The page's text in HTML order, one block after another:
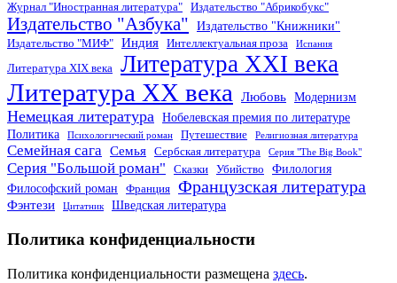
Журнал "Иностранная литература"
Издательство "Абрикобукс"
Издательство "Азбука" Издательство "Книжники"
Издательство "МИФ" Индия Интеллектуальная проза Испания
Литература XIX века Литература XXI века
Литература XX века Любовь Модернизм
Немецкая литература Нобелевская премия по литературе
Политика
Психологический роман Путешествие Религиозная литература
Семейная сага Семья Сербская литература Серия "The Big Book"
Серия "Большой роман" Сказки Убийство
Филология
Философский роман
Франция Французская литература
Фэнтези Цитатник Шведская литература
Политика конфиденциальности
Политика конфиденциальности размещена здесь.